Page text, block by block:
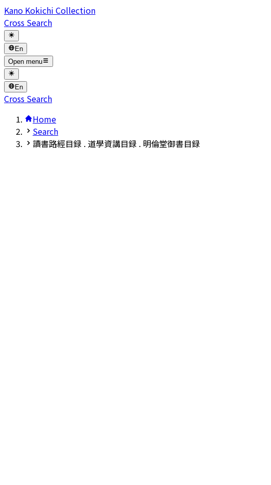
Kano Kokichi Collection
Cross Search
En
Open menu
En
Cross Search
Home
Search
讀書路經目録 . 道學資講目録 . 明倫堂御書目録